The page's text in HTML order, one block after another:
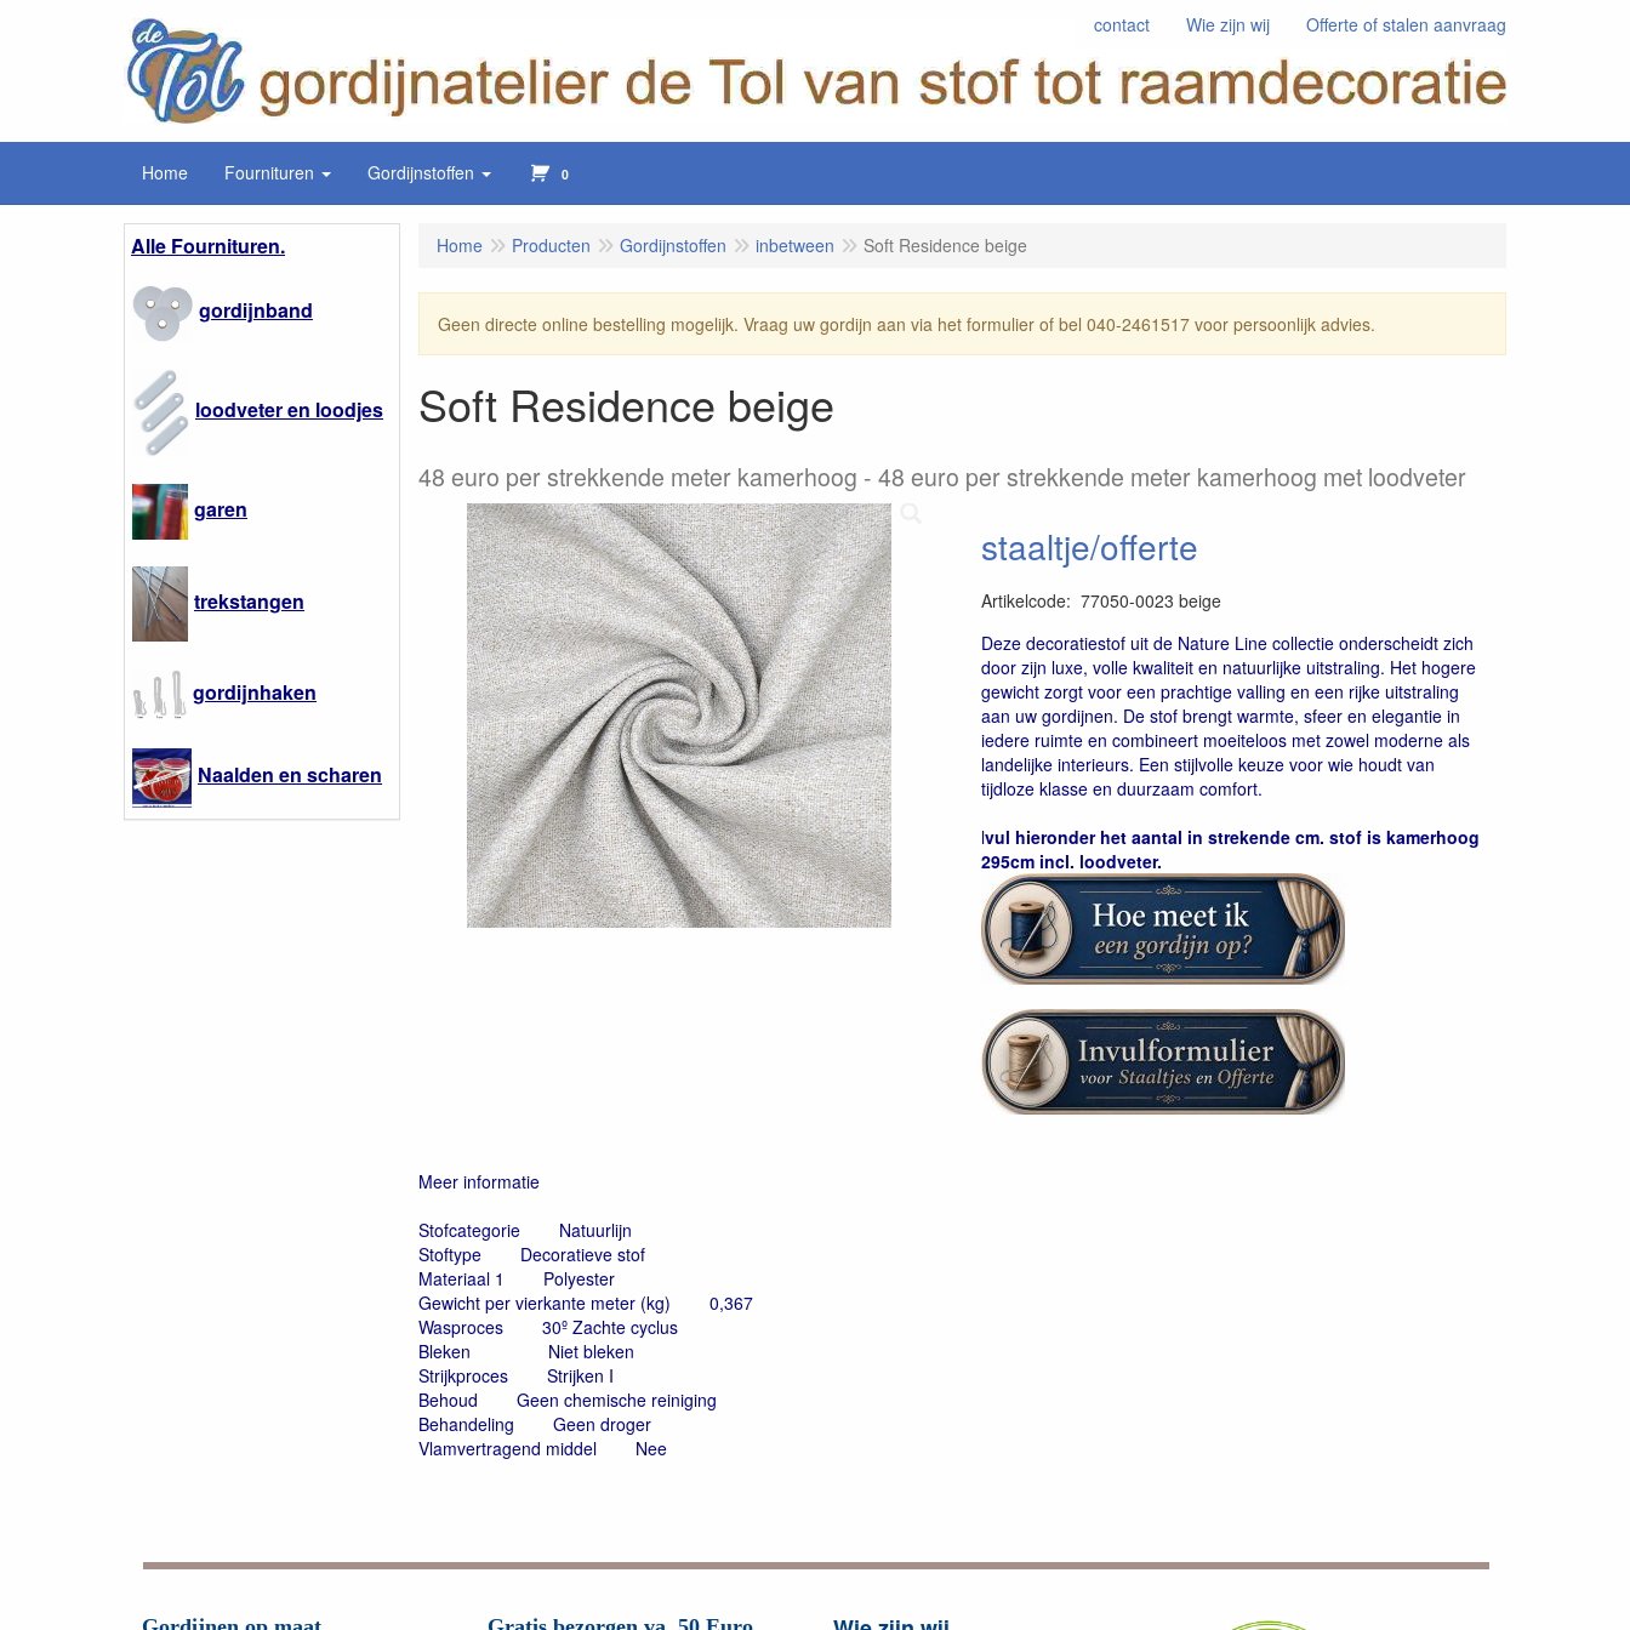
contact Wie zijn wij Offerte of stalen aanvraag
Home Fournituren Gordijnstoffen 0
Alle Fournituren.
gordijnband
loodveter en loodjes
garen
trekstangen
gordijnhaken
Naalden en scharen
Home Producten Gordijnstoffen inbetween Soft Residence beige
Geen directe online bestelling mogelijk. Vraag uw gordijn aan via het formulier of bel 040-2461517 voor persoonlijk advies.
Soft Residence beige
48 euro per strekkende meter kamerhoog 48 euro per strekkende meter kamerhoog met loodveter
staaltje/offerte
Artikelcode: 77050-0023 beige
Deze decoratiestof uit de Nature Line collectie onderscheidt zich
door zijn luxe, volle kwaliteit en natuurlijke uitstraling. Het hogere
gewicht zorgt voor een prachtige valling en een rijke uitstraling
aan uw gordijnen. De stof brengt warmte, sfeer en elegantie in
iedere ruimte en combineert moeiteloos met zowel moderne als
landelijke interieurs. Een stijlvolle keuze voor wie houdt van
tijdloze klasse en duurzaam comfort.
lvul hieronder het aantal in strekende cm. stof is kamerhoog
295cm incl. loodveter.
Meer informatie
Stofcategorie
Natuurlijn
Stoftype
Decoratieve stof
Materiaal 1
Polyester
Gewicht per vierkante meter (kg)
0,367
Wasproces
30º Zachte cyclus
Bleken
Niet bleken
Strijkproces
Strijken I
Behoud
Geen chemische reiniging
Behandeling
Geen droger
Vlamvertragend middel
Nee